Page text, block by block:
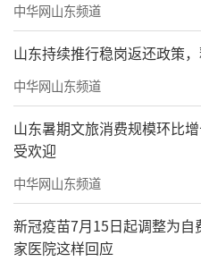
中华网山东频道
山东持续推行稳岗返还政策
中华网山东频道
山东暑期文旅消费规模环比
受欢迎
中华网山东频道
新冠疫苗7月15日起调整为自
家医院这样回应